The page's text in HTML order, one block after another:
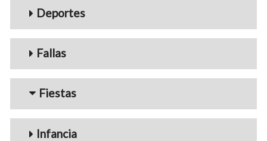
Deportes
Fallas
Fiestas
Infancia